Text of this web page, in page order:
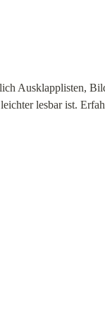
Ausklapplisten,
lesbar ist.